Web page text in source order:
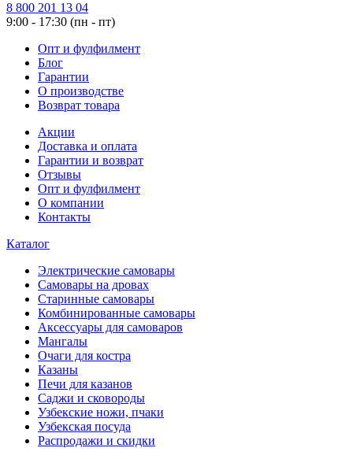
8 800 201 13 04
9:00 - 17:30 (пн - пт)
Опт и фулфилмент
Блог
Гарантии
О производстве
Возврат товара
Акции
Доставка и оплата
Гарантии и возврат
Отзывы
Опт и фулфилмент
О компании
Контакты
Каталог
Электрические самовары
Cамовары на дровах
Старинные самовары
Комбинированные самовары
Аксессуары для самоваров
Мангалы
Очаги для костра
Казаны
Печи для казанов
Саджи и сковороды
Узбекские ножи, пчаки
Узбекская посуда
Распродажи и скидки